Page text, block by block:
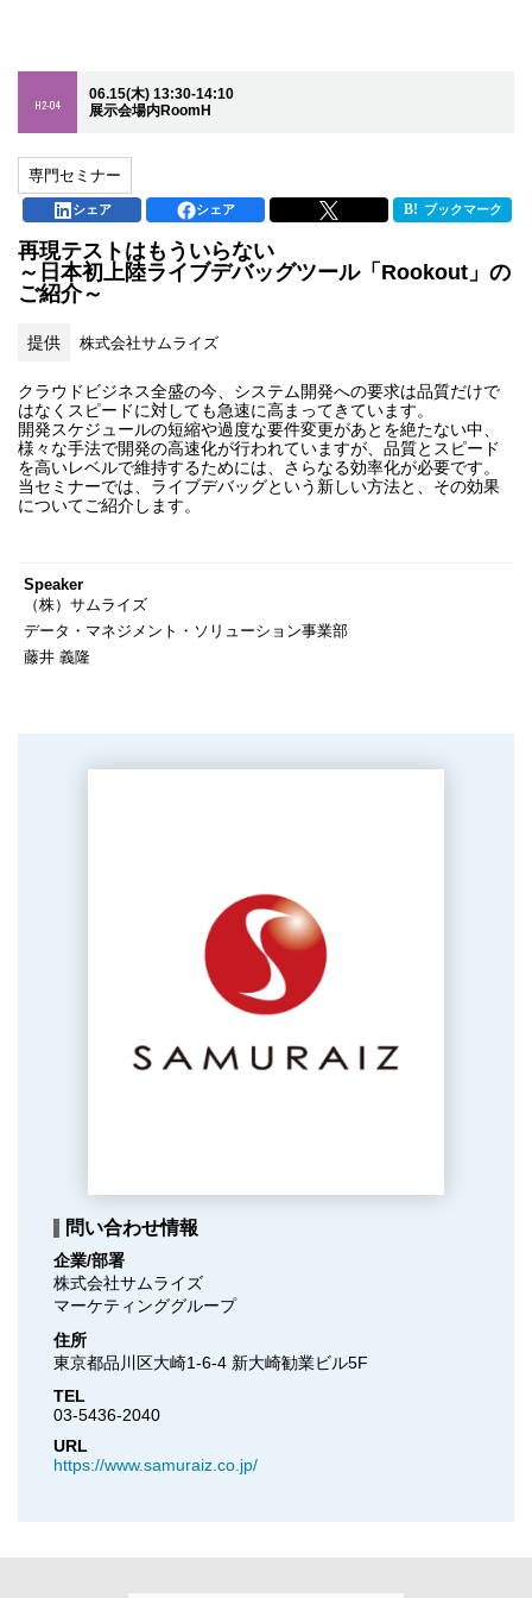
H2-04
06.15(木) 13:30-14:10
展示会場内RoomH
専門セミナー
シェア シェア ブックマーク
再現テストはもういらない
～日本初上陸ライブデバッグツール「Rookout」の
ご紹介～
提供 株式会社サムライズ
クラウドビジネス全盛の今、システム開発への要求は品質だけで
はなくスピードに対しても急速に高まってきています。
開発スケジュールの短縮や過度な要件変更があとを絶たない中、
様々な手法で開発の高速化が行われていますが、品質とスピード
を高いレベルで維持するためには、さらなる効率化が必要です。
当セミナーでは、ライブデバッグという新しい方法と、その効果
についてご紹介します。
Speaker
（株）サムライズ
データ・マネジメント・ソリューション事業部
藤井 義隆
問い合わせ情報
企業/部署
株式会社サムライズ
マーケティンググループ
住所
東京都品川区大崎1-6-4 新大崎勧業ビル5F
TEL
03-5436-2040
URL
https://www.samuraiz.co.jp/